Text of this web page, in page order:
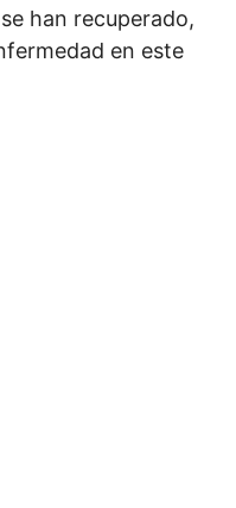
han recuperado,
en este